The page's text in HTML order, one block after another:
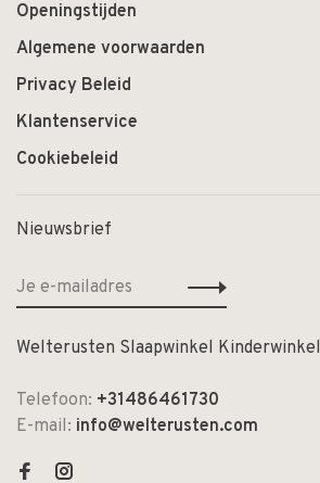
Openingstijden
Algemene voorwaarden
Privacy Beleid
Klantenservice
Cookiebeleid
Nieuwsbrief
Welterusten Slaapwinkel Kinderwinkel
Telefoon: +31486461730
E-mail: info@welterusten.com